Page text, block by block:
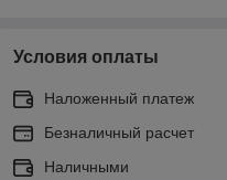
Условия оплаты
Наложенный платеж
Безналичный расчет
Наличными